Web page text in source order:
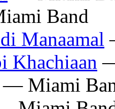
Band
Manaamal
Khachiaan
— Miami